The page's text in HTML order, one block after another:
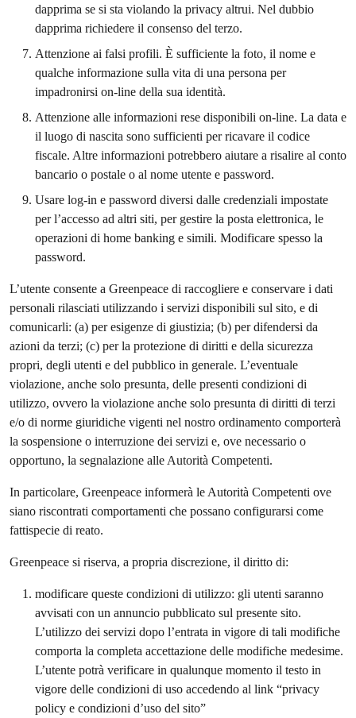
dapprima se si sta violando la privacy altrui. Nel dubbio
dapprima richiedere il consenso del terzo.
Attenzione ai falsi profili. È sufficiente la foto, il nome e
qualche informazione sulla vita di una persona per
impadronirsi on-line della sua identità.
Attenzione alle informazioni rese disponibili on-line. La data e
il luogo di nascita sono sufficienti per ricavare il codice
fiscale. Altre informazioni potrebbero aiutare a risalire al conto
bancario o postale o al nome utente e password.
Usare log-in e password diversi dalle credenziali impostate
per l’accesso ad altri siti, per gestire la posta elettronica, le
operazioni di home banking e simili. Modificare spesso la
password.
L’utente consente a Greenpeace di raccogliere e conservare i dati
personali rilasciati utilizzando i servizi disponibili sul sito, e di
comunicarli: (a) per esigenze di giustizia; (b) per difendersi da
azioni da terzi; (c) per la protezione di diritti e della sicurezza
propri, degli utenti e del pubblico in generale. L’eventuale
violazione, anche solo presunta, delle presenti condizioni di
utilizzo, ovvero la violazione anche solo presunta di diritti di terzi
e/o di norme giuridiche vigenti nel nostro ordinamento comporterà
la sospensione o interruzione dei servizi e, ove necessario o
opportuno, la segnalazione alle Autorità Competenti.
In particolare, Greenpeace informerà le Autorità Competenti ove
siano riscontrati comportamenti che possano configurarsi come
fattispecie di reato.
Greenpeace si riserva, a propria discrezione, il diritto di:
modificare queste condizioni di utilizzo: gli utenti saranno
avvisati con un annuncio pubblicato sul presente sito.
L’utilizzo dei servizi dopo l’entrata in vigore di tali modifiche
comporta la completa accettazione delle modifiche medesime.
L’utente potrà verificare in qualunque momento il testo in
vigore delle condizioni di uso accedendo al link “privacy
policy e condizioni d’uso del sito”